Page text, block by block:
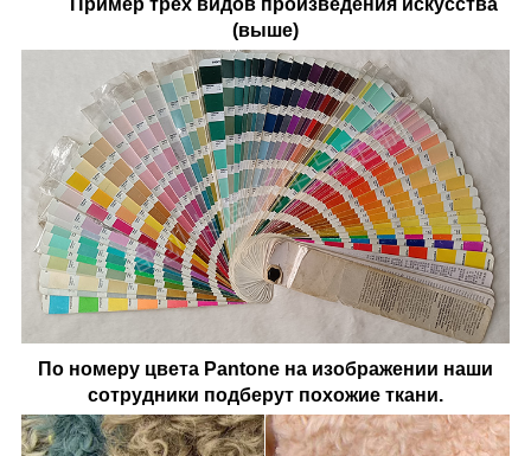
Пример трех видов произведения искусства
(выше)
По номеру цвета Pantone на изображении наши
сотрудники подберут похожие ткани.